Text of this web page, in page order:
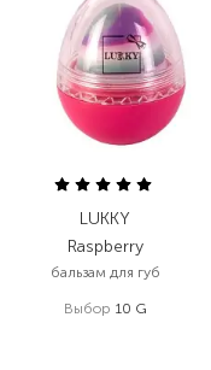
LUKKY
Raspberry
бальзам для губ
Выбор 10 G